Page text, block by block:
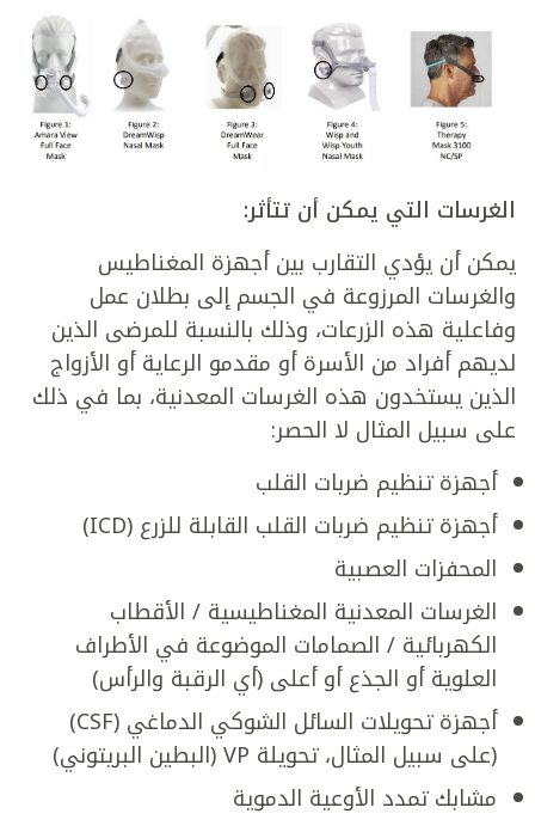
الغرسات التي يمكن أن تتأثر:
يمكن أن يؤدي التقارب بين أجهزة المغناطيس
والغرسات المرزوعة في الجسم إلى بطلان عمل
وفاعلية هذه الزرعات، وذلك بالنسبة للمرضى الذين
لديهم أفراد من الأسرة أو مقدمو الرعاية أو الأزواج
الذين يستخدون هذه الغرسات المعدنية، بما في ذلك
على سبيل المثال لا الحصر:
أجهزة تنظيم ضربات القلب
أجهزة تنظيم ضربات القلب القابلة للزرع (ICD)
المحفزات العصبية
الغرسات المعدنية المغناطيسية / الأقطاب
الكهربائية / الصمامات الموضوعة في الأطراف
العلوية أو الجذع أو أعلى (أي الرقبة والرأس)
أجهزة تحويلات السائل الشوكي الدماغي (CSF)
(على سبيل المثال، تحويلة VP (البطين البريتوني)
مشابك تمدد الأوعية الدموية